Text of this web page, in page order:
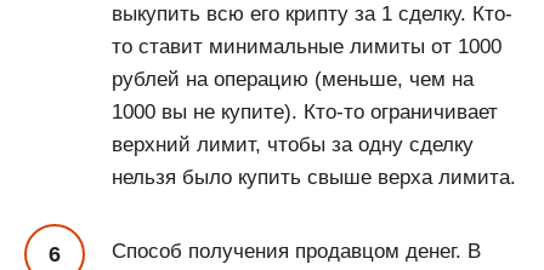
выкупить всю его крипту за 1 сделку. Кто-
то ставит минимальные лимиты от 1000
рублей на операцию (меньше, чем на
1000 вы не купите). Кто-то ограничивает
верхний лимит, чтобы за одну сделку
нельзя было купить свыше верха лимита.
Способ получения продавцом денег. В